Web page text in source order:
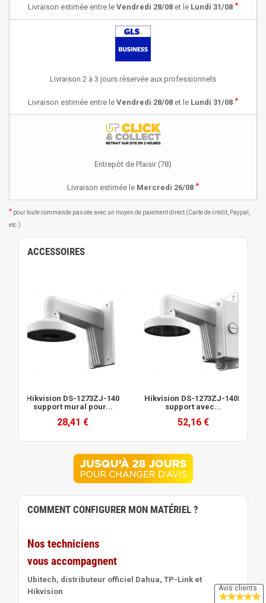
Livraison estimée entre le Vendredi 28/08 et le Lundi 31/08 *
Livraison 2 à 3 jours réservée aux professionnels
Livraison estimée entre le Vendredi 28/08 et le Lundi 31/08 *
Entrepôt de Plaisir (78)
Livraison estimée le Mercredi 26/08 *
* pour toute commande passée avec un moyen de paiement direct (Carte de crédit, Paypal,
etc.)
ACCESSOIRES
Hikvision DS-1273ZJ-140
support mural pour...
28,41 €
Hikvision DS-1273ZJ-140B
support avec...
52,16 €
COMMENT CONFIGURER MON MATÉRIEL ?
Nos techniciens
vous accompagnent
Ubitech, distributeur officiel Dahua, TP-Link et
Hikvision
Avis clients
★★★★★